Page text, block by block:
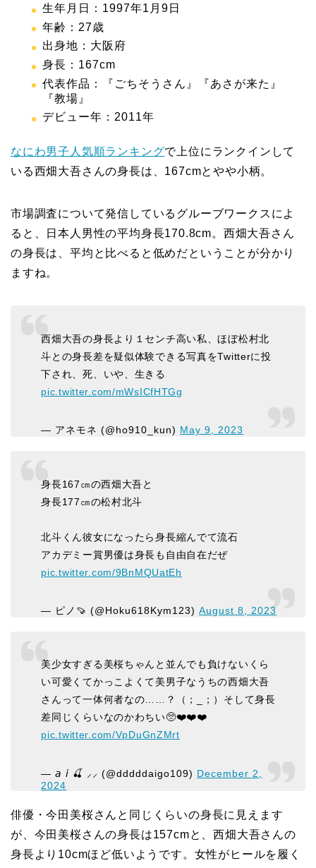
生年月日：1997年1月9日
年齢：27歳
出身地：大阪府
身長：167cm
代表作品：『ごちそうさん』『あさが来た』
『教場』
デビュー年：2011年
なにわ男子人気順ランキングで上位にランクインして
いる西畑大吾さんの身長は、167cmとやや小柄。
市場調査について発信しているグルーブワークスによ
ると、日本人男性の平均身長170.8cm。西畑大吾さん
の身長は、平均と比べると低めだということが分かり
ますね。
西畑大吾の身長より１センチ高い私、ほぼ松村北
斗との身長差を疑似体験できる写真をTwitterに投
下され、死、いや、生きる
pic.twitter.com/mWsICfHTGg
— アネモネ (@ho910_kun) May 9, 2023
身長167㎝の西畑大吾と
身長177㎝の松村北斗
北斗くん彼女になったら身長縮んでて流石
アカデミー賞男優は身長も自由自在だぜ
pic.twitter.com/9BnMQUatEh
— ピノ🍠 (@Hoku618Kym123)August 8, 2023
美少女すぎる美桜ちゃんと並んでも負けないくら
い可愛くてかっこよくて美男子なうちの西畑大吾
さんって一体何者なの……？（；_；）そして身長
差同じくらいなのかわちい🥺❤️❤️❤️
pic.twitter.com/VpDuGnZMrt
— 𝘢 𝘪 🍒 ⸝⸝ (@dddddaigo109) December 2,
2024
俳優・今田美桜さんと同じくらいの身長に見えます
が、今田美桜さんの身長は157cmと、西畑大吾さんの
身長より10cmほど低いようです。女性がヒールを履く